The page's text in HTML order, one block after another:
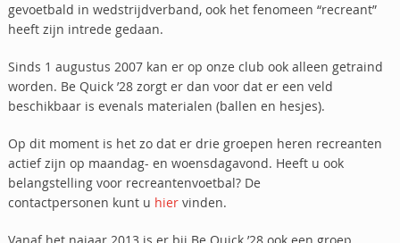
gevoetbald in wedstrijdverband, ook het fenomeen “recreant”
heeft zijn intrede gedaan.
Sinds 1 augustus 2007 kan er op onze club ook alleen getraind
worden. Be Quick ’28 zorgt er dan voor dat er een veld
beschikbaar is evenals materialen (ballen en hesjes).
Op dit moment is het zo dat er drie groepen heren recreanten
actief zijn op maandag- en woensdagavond. Heeft u ook
belangstelling voor recreantenvoetbal? De
contactpersonen kunt u hier vinden.